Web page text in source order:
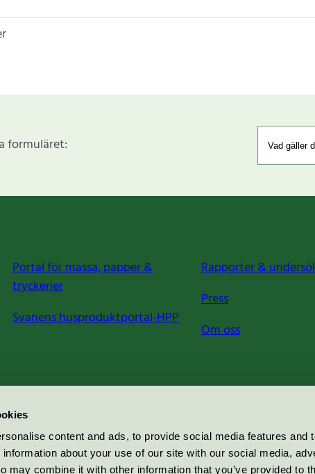
content and ads, to provide social media features and
about your use of our site with our social media,
may combine it with other information that you’ve provided to
formuläret:
Portal för massa, papper &
tryckerier
Svanens husproduktportal-HPP
Rapporter &
Press
Om oss